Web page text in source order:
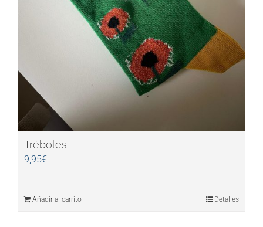
Tréboles
9,95€
Añadir al carrito Detalles